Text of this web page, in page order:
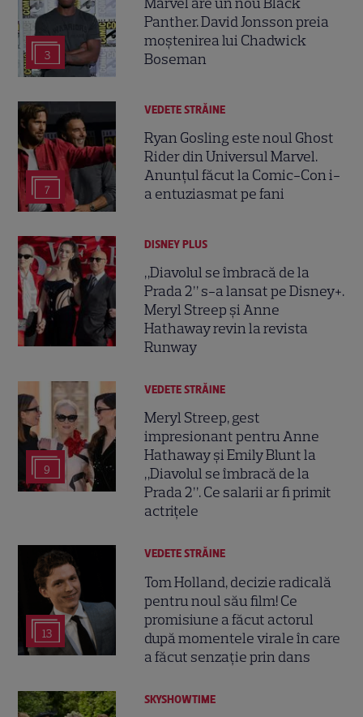
3
Marvel are un nou Black
Panther. David Jonsson preia
moștenirea lui Chadwick
Boseman
7
VEDETE STRĂINE
Ryan Gosling este noul Ghost
Rider din Universul Marvel.
Anunțul făcut la Comic-Con i-
a entuziasmat pe fani
DISNEY PLUS
„Diavolul se îmbracă de la
Prada 2” s-a lansat pe Disney+.
Meryl Streep și Anne
Hathaway revin la revista
Runway
9
VEDETE STRĂINE
Meryl Streep, gest
impresionant pentru Anne
Hathaway și Emily Blunt la
„Diavolul se îmbracă de la
Prada 2”. Ce salarii ar fi primit
actrițele
13
VEDETE STRĂINE
Tom Holland, decizie radicală
pentru noul său film! Ce
promisiune a făcut actorul
după momentele virale în care
a făcut senzație prin dans
SKYSHOWTIME